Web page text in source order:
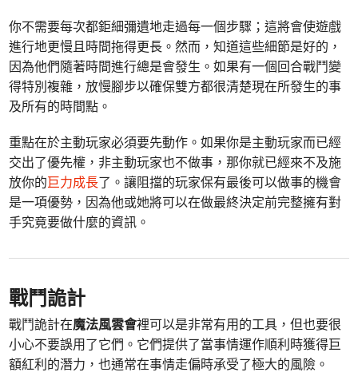
你不需要每次都鉅細彌遺地走過每一個步驟；這將會使遊戲
進行地更慢且時間拖得更長。然而，知道這些細節是好的，
因為他們隨著時間進行總是會發生。如果有一個回合戰鬥變
得特別複雜，放慢腳步以確保雙方都很清楚現在所發生的事
及所有的時間點。
重點在於主動玩家必須要先動作。如果你是主動玩家而已經
交出了優先權，非主動玩家也不做事，那你就已經來不及施
放你的巨力成長了。讓阻擋的玩家保有最後可以做事的機會
是一項優勢，因為他或她將可以在做最終決定前完整擁有對
手究竟要做什麼的資訊。
戰鬥詭計
戰鬥詭計在魔法風雲會裡可以是非常有用的工具，但也要很
小心不要誤用了它們。它們提供了當事情運作順利時獲得巨
額紅利的潛力，也通常在事情走偏時承受了極大的風險。